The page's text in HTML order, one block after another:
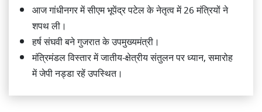
आज गांधीनगर में सीएम भूपेंद्र पटेल के नेतृत्व में 26 मंत्रियों ने
शपथ ली।
हर्ष संघवी बने गुजरात के उपमुख्यमंत्री।
मंत्रिमंडल विस्तार में जातीय-क्षेत्रीय संतुलन पर ध्यान, समारोह
में जेपी नड्डा रहें उपस्थित।